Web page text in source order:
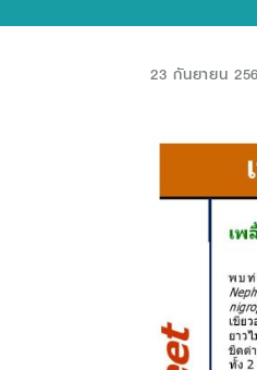
23 กันยายน